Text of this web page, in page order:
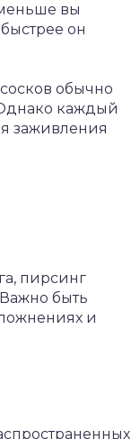
вы
он
обычно
каждый
заживления
пирсинг
быть
и